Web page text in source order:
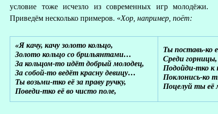
условие тоже исчезло из современных игр молодёжи.
Приведём несколько примеров. «Хор, например, поёт:
«Я качу, качу золото кольцо,
Золото кольцо со брильянтами…
За кольцом-то идёт добрый молодец,
За собой-то ведёт красну девицу…
Ты возьми-тко её за праву ручку,
Поведи-тко её во чисто поле,
Ты поставь-ко
Среди горницы,
Подойди-тко к
Поклонись-ко
Поцелуй ты её